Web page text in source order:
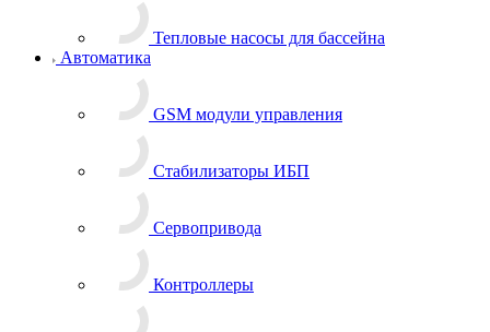
Тепловые насосы для бассейна
Автоматика
GSM модули управления
Стабилизаторы ИБП
Сервопривода
Контроллеры